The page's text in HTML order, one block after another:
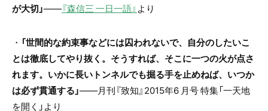
が大切」――『森信三 一日一語』 より
・ 「世間的な約束事などには囚われないで、自分のしたいこ
とは徹底してやり抜く。そうすれば、そこに一つの火が点さ
れます。いかに長いトンネルでも掘る手を止めねば、いつか
は必ず貫通する」――月刊『致知』2015年6 月号 特集「一天地
を開く」より